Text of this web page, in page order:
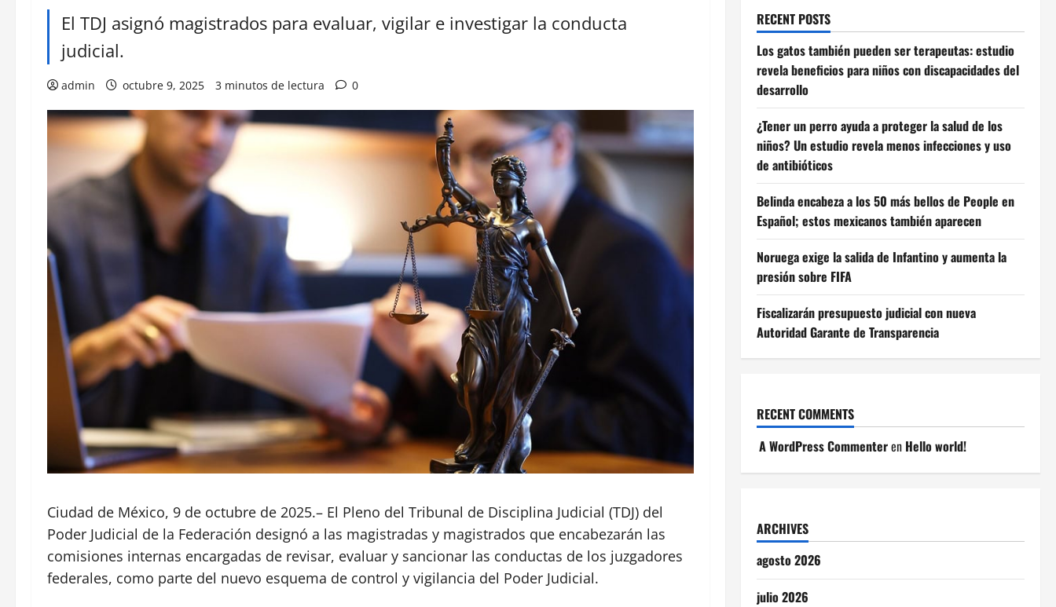
El TDJ asignó magistrados para evaluar, vigilar e investigar la conducta
judicial.
admin octubre 9, 2025 3 minutos de lectura 0
Ciudad de México, 9 de octubre de 2025.– El Pleno del Tribunal de Disciplina Judicial (TDJ) del
Poder Judicial de la Federación designó a las magistradas y magistrados que encabezarán las
comisiones internas encargadas de revisar, evaluar y sancionar las conductas de los juzgadores
federales, como parte del nuevo esquema de control y vigilancia del Poder Judicial.
RECENT POSTS
Los gatos también pueden ser terapeutas: estudio
revela beneficios para niños con discapacidades del
desarrollo
¿Tener un perro ayuda a proteger la salud de los
niños? Un estudio revela menos infecciones y uso
de antibióticos
Belinda encabeza a los 50 más bellos de People en
Español; estos mexicanos también aparecen
Noruega exige la salida de Infantino y aumenta la
presión sobre FIFA
Fiscalizarán presupuesto judicial con nueva
Autoridad Garante de Transparencia
RECENT COMMENTS
A WordPress Commenteren Hello world!
ARCHIVES
agosto 2026
julio 2026